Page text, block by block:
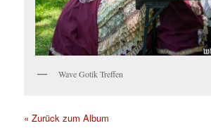
Wave Gotik Treffen
« Zurück zum Album